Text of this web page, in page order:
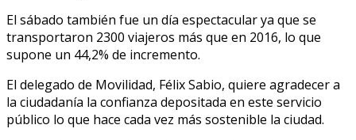
El sábado también fue un día espectacular ya que se
transportaron 2300 viajeros más que en 2016, lo que
supone un 44,2% de incremento.
El delegado de Movilidad, Félix Sabio, quiere agradecer a
la ciudadanía la confianza depositada en este servicio
público lo que hace cada vez más sostenible la ciudad.